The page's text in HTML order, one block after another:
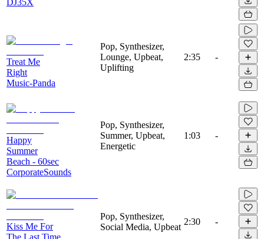
Treat Me
Right
Music-Panda
Pop, Synthesizer,
Lounge, Upbeat,
Uplifting
2:35 -
Happy
Summer
Beach - 60sec
CorporateSounds
Pop, Synthesizer,
Summer, Upbeat,
Energetic
1:03 -
Kiss Me For
The Last Time
Pop, Synthesizer,
Social Media, Upbeat
2:30 -